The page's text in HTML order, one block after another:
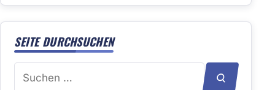
SEITE DURCHSUCHEN
Suchen
SUCHEN